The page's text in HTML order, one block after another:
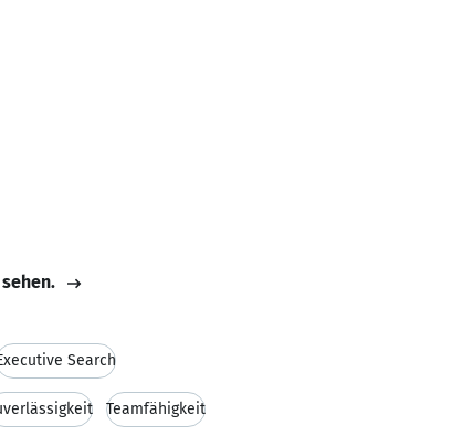
Search
Teamfähigkeit